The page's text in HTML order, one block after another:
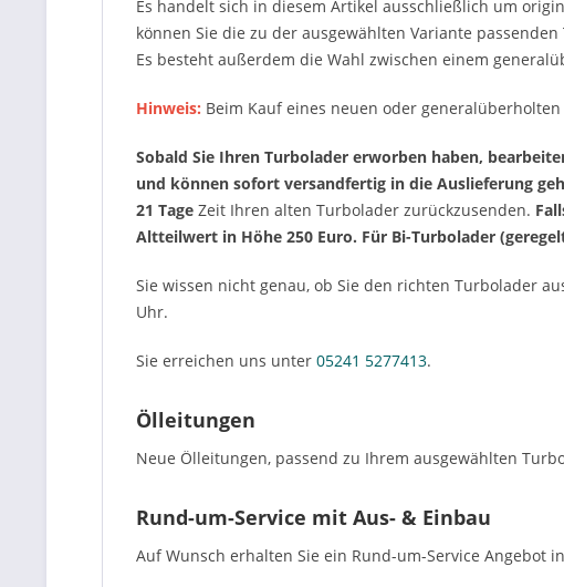
Es handelt sich in diesem Artikel ausschließlich um
können Sie die zu der ausgewählten Variante
Es besteht außerdem die Wahl zwischen einem
Hinweis: Beim Kauf eines neuen oder
Sobald Sie Ihren Turbolader erworben haben,
und können sofort versandfertig in die Auslieferung
21 Tage Zeit Ihren alten Turbolader zurückzusenden.
Altteilwert in Höhe 250 Euro. Für Bi-Turbolader
Sie wissen nicht genau, ob Sie den richten Turbolader
Uhr.
Sie erreichen uns unter 05241 5277413.
Ölleitungen
Neue Ölleitungen, passend zu Ihrem ausgewählten
Rund-um-Service mit Aus- & Einbau
Auf Wunsch erhalten Sie ein Rund-um-Service Angebot